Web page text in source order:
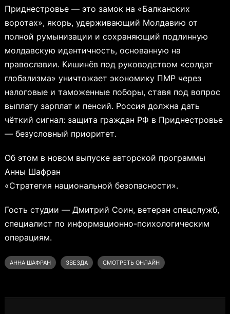
Приднестровье — это замок на «Балканских
воротах», якорь, удерживающий Молдавию от
полной румынизации и сохраняющий подлинную
молдавскую идентичность, основанную на
православии. Кишинёв под руководством «солдат
глобализма» уничтожает экономику ПМР через
налоговые и таможенные поборы, ставя под вопрос
выплату зарплат и пенсий. Россия должна дать
чёткий сигнал: защита граждан РФ в Приднестровье
— безусловный приоритет.
Об этом в новом выпуске авторской программы
Анны Шафран
«Стратегия национальной безопасности».
Гость студии — Дмитрий Соин, ветеран спецслужб,
специалист по информационно-психологическим
операциям.
АННА ШАФРАН ЗВЕЗДА СМОТРЕТЬ ОНЛАЙН